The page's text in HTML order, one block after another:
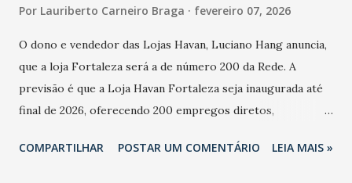
Por Lauriberto Carneiro Braga fevereiro 07, 2026
O dono e vendedor das Lojas Havan, Luciano Hang anuncia,
que a loja Fortaleza será a de número 200 da Rede. A
previsão é que a Loja Havan Fortaleza seja inaugurada até
final de 2026, oferecendo 200 empregos diretos,
Havan Fortaleza ainda não foi anunciada oficialmente, mas
COMPARTILHAR POSTAR UM COMENTÁRIO LEIA MAIS »